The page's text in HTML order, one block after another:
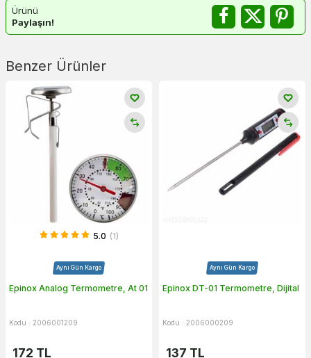
Ürünü
Paylaşın!
Benzer Ürünler
5.0 (1)
Aynı Gün Kargo
Epinox Analog Termometre, At 01
Kodu : 2006001209
172 TL
Aynı Gün Kargo
Epinox DT-01 Termometre, Dijital
Kodu : 2006000209
137 TL